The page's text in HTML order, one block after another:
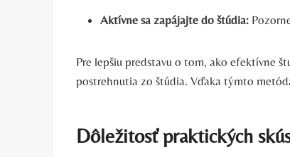
Aktívne sa zapájajte do štúdia:
Pre lepšiu predstavu o tom, ako efektívne
postrehnutia zo štúdia. Vďaka týmto
Dôležitosť praktických